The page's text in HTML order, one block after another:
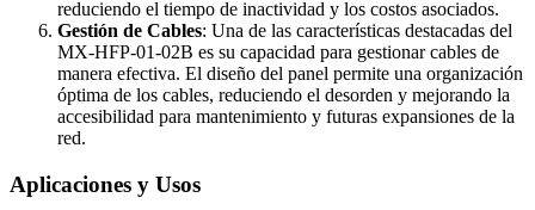
reduciendo el tiempo de inactividad y los costos asociados.
Gestión de Cables: Una de las características destacadas del
MX-HFP-01-02B es su capacidad para gestionar cables de
manera efectiva. El diseño del panel permite una organización
óptima de los cables, reduciendo el desorden y mejorando la
accesibilidad para mantenimiento y futuras expansiones de la
red.
Aplicaciones y Usos